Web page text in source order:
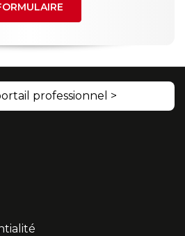
professionnel >